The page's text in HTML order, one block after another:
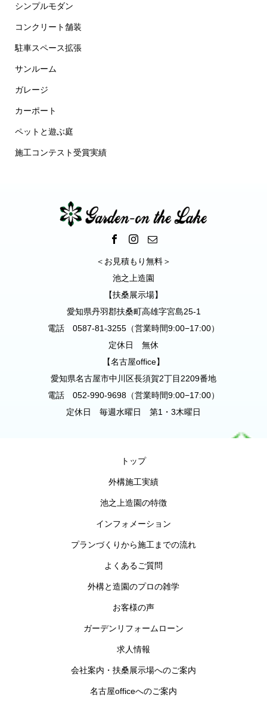
シンプルモダン
コンクリート舗装
駐車スペース拡張
サンルーム
ガレージ
カーポート
ペットと遊ぶ庭
施工コンテスト受賞実績
＜お見積もり無料＞
池之上造園
【扶桑展示場】
愛知県丹羽郡扶桑町高雄字宮島25-1
電話 0587-81-3255（営業時間9:00−17:00）
定休日 無休
【名古屋office】
愛知県名古屋市中川区長須賀2丁目2209番地
電話 052-990-9698（営業時間9:00−17:00）
定休日 毎週水曜日 第1・3木曜日
トップ
外構施工実績
池之上造園の特徴
インフォメーション
プランづくりから施工までの流れ
よくあるご質問
外構と造園のプロの雑学
お客様の声
ガーデンリフォームローン
求人情報
会社案内・扶桑展示場へのご案内
名古屋officeへのご案内